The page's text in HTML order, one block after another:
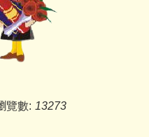
覽數: 13273